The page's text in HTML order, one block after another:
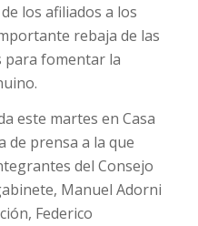
los afiliados a los
rebaja de las
fomentar la
este martes en Casa
de prensa a la que
del Consejo
Manuel Adorni
Federico